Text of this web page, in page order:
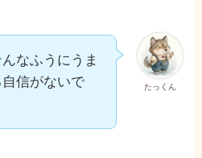
たっくん
なふうにうま
信がないで